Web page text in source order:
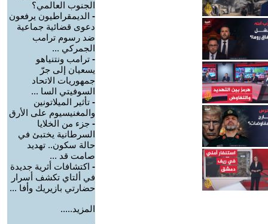
الجنوب العالمي؟
- الديمقراطيون يرفعون
دعوى قضائية جماعية
ضد رسوم ترامب
الجمركي ...
- ترامب ونتنياهو
يسعيان إلى جرّ
جمهوريات الاتحاد
السوفيتي السا ...
- تأثير الميلاتونين
والمغنيسيوم على الأرق
- جزء من الخلايا
السرطانية يختبئ في
حالة سكون.. تهديد
صامت قد ...
- اكتشافات أثرية جديدة
في ألتاي تكشف أسرار
حضارتي بازيريك وأفا ...
المزيد.....